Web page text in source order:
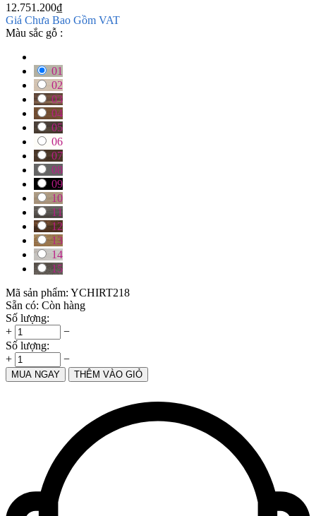
12.751.200₫
Giá Chưa Bao Gồm VAT
Màu sắc gỗ :
01
02
03
04
05
06
07
08
09
10
11
12
13
14
15
Mã sản phẩm: YCHIRT218
Sẵn có: Còn hàng
Số lượng:
+
−
Số lượng:
+
−
MUA NGAY THÊM VÀO GIỎ